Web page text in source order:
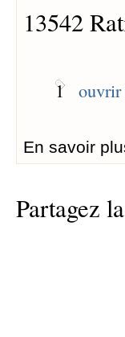
13542
1 ouvrir
En savoir
Partagez